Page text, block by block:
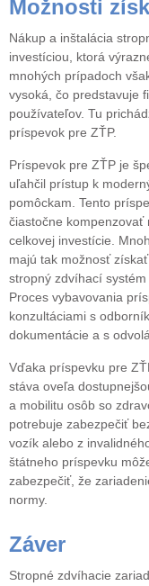
Možnosti
Nákup a inštalácia
investíciou, ktorá
mnohých prípadoch
vysoká, čo predstavuje
používateľov. Tu
príspevok pre ZŤP.
Príspevok pre ZŤP je
uľahčil prístup k
pomôckam. Tento
čiastočne kompenzovať
celkovej investície.
majú tak možnosť
stropný zdvíhací
Proces vybavovania
konzultáciami s
dokumentácie a s
Vďaka príspevku pre
stáva oveľa
a mobilitu osôb so
potrebuje zabezpečiť
vozík alebo z
štátneho príspevku
zabezpečiť, že
normy.
Záver
Stropné zdvíhacie